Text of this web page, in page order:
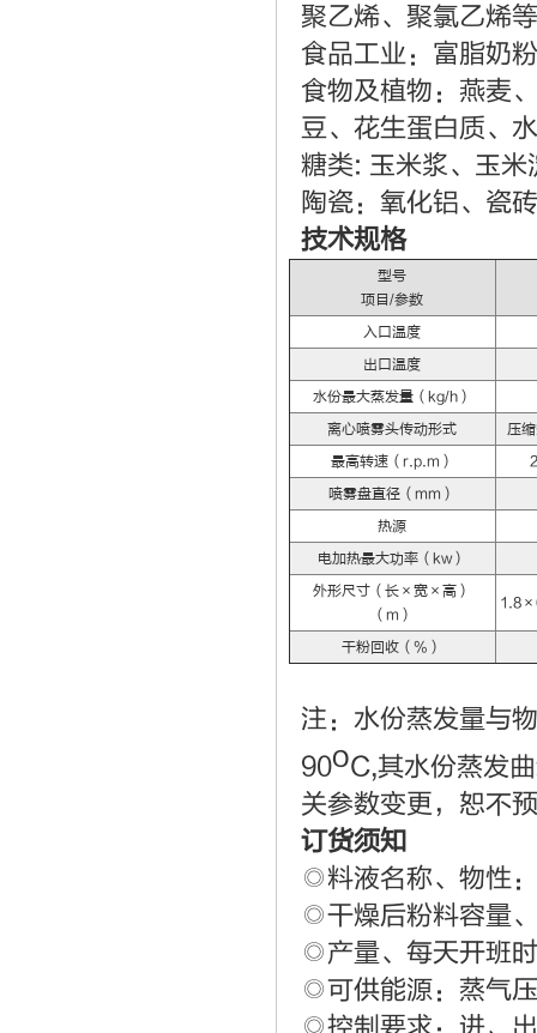
聚乙烯、聚氯乙烯
食品工业：富脂奶
食物及植物：燕麦
豆、花生蛋白质、
糖类: 玉米浆、玉
陶瓷：氧化铝、瓷
技术规格
型号
项目/参数
入口温度
出口温度
水份最大蒸发量（kg/h）
离心喷雾头传动形式
压
最高转速（r.p.m）
喷雾盘直径（mm）
热源
电加热最大功率（kw）
外形尺寸（长×宽×高）
（m）
干粉回收（%）
注：水份蒸发量与
90oC,其水份蒸发
关参数变更，恕不
订货须知
◎料液名称、物性
◎干燥后粉料容量
◎产量、每天开班
◎可供能源：蒸气